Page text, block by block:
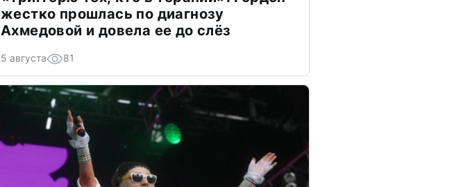
жестко прошлась по диагнозу
Ахмедовой и довела ее до слёз
5 августа 81